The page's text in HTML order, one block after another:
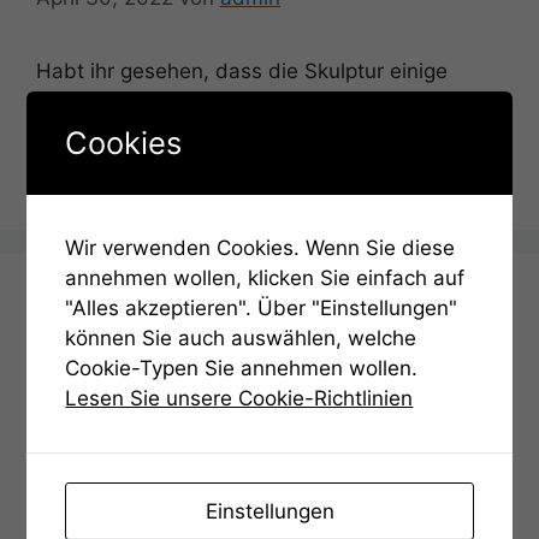
Habt ihr gesehen, dass die Skulptur einige
Aufgabe 12 – Lösung
April 30, 2022 vonadmin
Cookies
Wir verwenden Cookies. Wenn Sie diese
annehmen wollen, klicken Sie einfach auf
"Alles akzeptieren". Über "Einstellungen"
können Sie auch auswählen, welche
Cookie-Typen Sie annehmen wollen.
Lesen Sie unsere Cookie-Richtlinien
Einstellungen